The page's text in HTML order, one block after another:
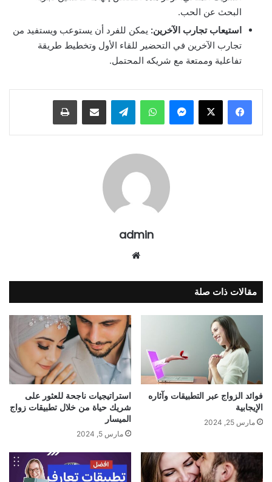
البحث عن الحب.
استيعاب تجارب الآخرين: يمكن للفرد أن يستوعب ويستفيد من
تجارب الآخرين في التحضير للقاء الأول وتخطيط طريقة
تفاعلية وممتعة مع شريكه المحتمل.
ماسنجر واتساب تيلقرام مشاركة عبر البريد طباعة
admin
مقالات ذات صلة
فوائد الزواج عبر التطبيقات وآثاره
الإيجابية
مارس 25, 2024
استراتيجيات ناجحة للعثور على
شريك حياة من خلال تطبيقات زواج
الميسار
مارس 5, 2024